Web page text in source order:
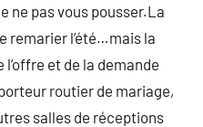
ne pas vous pousser.La
remarier l’été…mais la
et de la demande
routier de mariage,
salles de réceptions